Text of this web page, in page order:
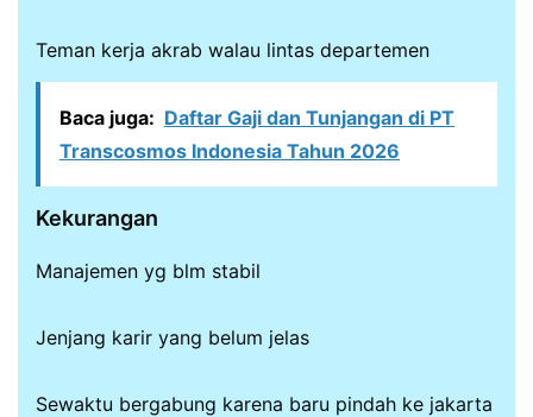
Teman kerja akrab walau lintas departemen
Baca juga: Daftar Gaji dan Tunjangan di PT
Transcosmos Indonesia Tahun 2026
Kekurangan
Manajemen yg blm stabil
Jenjang karir yang belum jelas
Sewaktu bergabung karena baru pindah ke jakarta